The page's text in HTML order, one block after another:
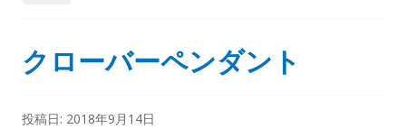
クローバーペンダント
投稿日: 2018年9月14日